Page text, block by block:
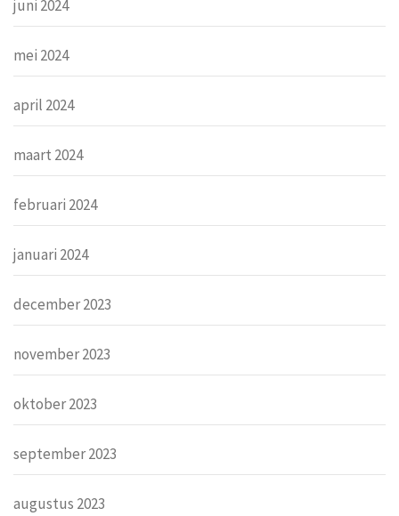
juni 2024
mei 2024
april 2024
maart 2024
februari 2024
januari 2024
december 2023
november 2023
oktober 2023
september 2023
augustus 2023